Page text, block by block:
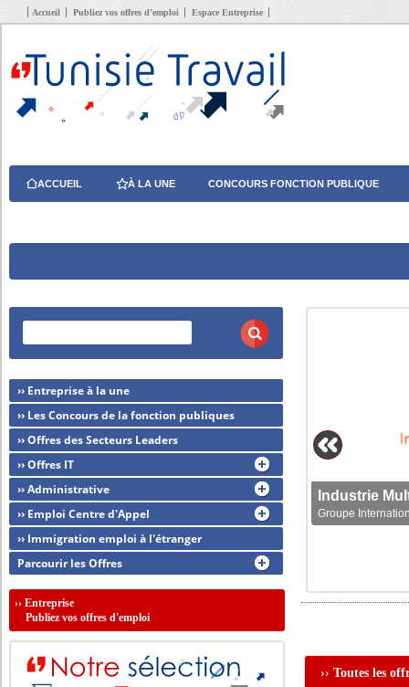
Accueil Publiez vos offres d’emploi Espace Entreprise
ACCUEIL À LA UNE CONCOURS FONCTION PUBLIQUE
Groupe
›› Toutes les
›› Entreprise à la une
›› Les Concours de la fonction publiques
›› Offres des Secteurs Leaders
›› Offres IT
›› Administrative
›› Emploi Centre d'Appel
›› Immigration emploi à l'étranger
Parcourir les Offres
››Entreprise
Publiez vos offres d'emploi